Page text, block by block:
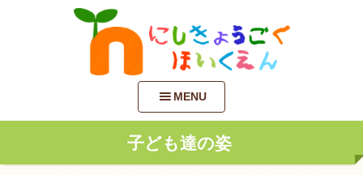
MENU
子ども達の姿